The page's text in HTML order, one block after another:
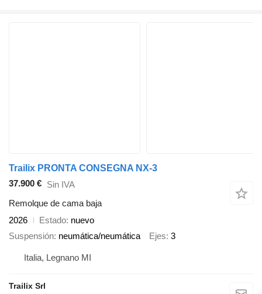
Trailix PRONTA CONSEGNA NX-3
37.900 € Sin IVA
Remolque de cama baja
2026
Estado nuevo
Suspensión neumática/neumática Ejes 3
Italia, Legnano MI
Trailix Srl